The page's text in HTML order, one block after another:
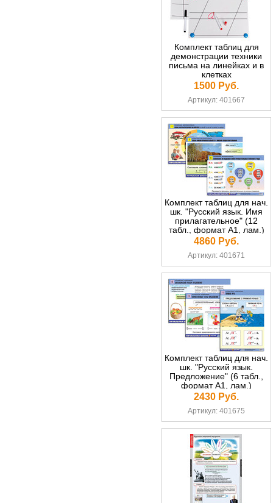
Комплект таблиц для
демонстрации техники
письма на линейках и в
клетках
1500 Руб.
Артикул: 401667
Комплект таблиц для нач.
шк. "Русский язык. Имя
прилагательное" (12
табл., формат А1, лам.)
4860 Руб.
Артикул: 401671
Комплект таблиц для нач.
шк. "Русский язык.
Предложение" (6 табл.,
формат А1, лам.)
2430 Руб.
Артикул: 401675